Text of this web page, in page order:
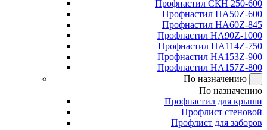
Профнастил СКН 250-600
Профнастил НА50Z-600
Профнастил НА60Z-845
Профнастил НА90Z-1000
Профнастил НА114Z-750
Профнастил НА153Z-900
Профнастил НА157Z-800
По назначению
По назначению
Профнастил для крыши
Профлист стеновой
Профлист для заборов